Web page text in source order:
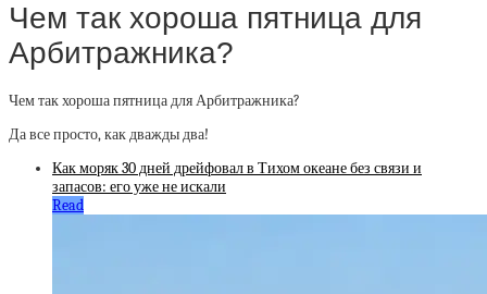
Чем так хороша пятница для
Арбитражника?
Чем так хороша пятница для Арбитражника?
Да все просто, как дважды два!
Как моряк 30 дней дрейфовал в Тихом океане без связи и
запасов: его уже не искали
Read